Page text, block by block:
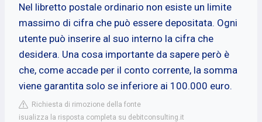
Nel libretto postale ordinario non esiste un limite
massimo di cifra che può essere depositata. Ogni
utente può inserire al suo interno la cifra che
desidera. Una cosa importante da sapere però è
che, come accade per il conto corrente, la somma
viene garantita solo se inferiore ai 100.000 euro.
Richiesta di rimozione della fonte
isualizza la risposta completa su debitconsulting.it